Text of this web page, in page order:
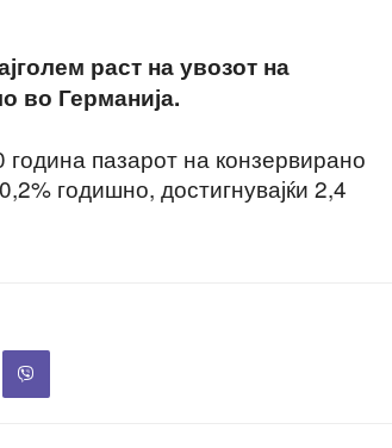
раст на увозот на
во Германија.
пазарот на конзервирано
годишно, достигнувајќи 2,4